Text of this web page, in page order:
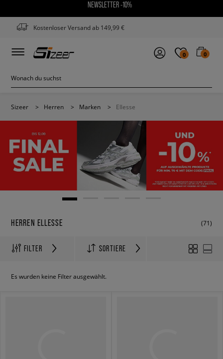
NEWSLETTER -10%
Kostenloser Versand ab 149,99 €
0 0
Sizeer > Herren > Marken > Ellesse
HERREN ELLESSE (71)
FILTER SORTIERE
Es wurden keine Filter ausgewählt.